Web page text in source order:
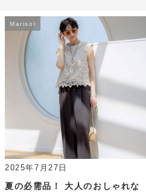
2025年7月27日
Marisol
夏の必需品！ 大人のおしゃれな